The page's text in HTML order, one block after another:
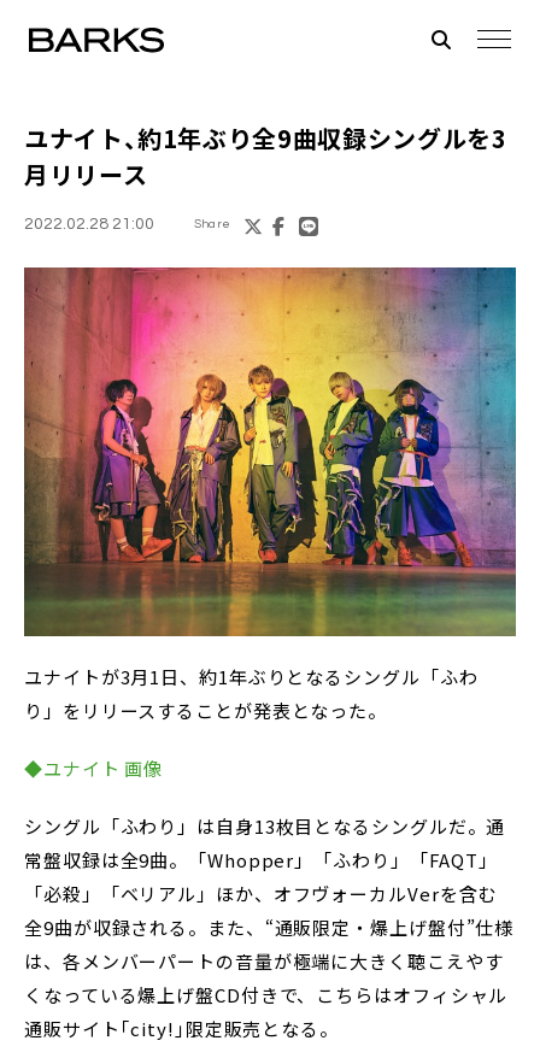
ユナイト、約1年ぶり全9曲収録シングルを3
月リリース
2022.02.28 21:00 Share
ユナイトが3月1日、約1年ぶりとなるシングル「ふわ
り」をリリースすることが発表となった。
◆ユナイト 画像
シングル「ふわり」は自身13枚目となるシングルだ。通
常盤収録は全9曲。「Whopper」「ふわり」「FAQT」
「必殺」「ベリアル」ほか、オフヴォーカルVerを含む
全9曲が収録される。また、“通販限定・爆上げ盤付”仕様
は、各メンバーパートの音量が極端に大きく聴こえやす
くなっている爆上げ盤CD付きで、こちらはオフィシャル
通販サイト｢city!｣限定販売となる。